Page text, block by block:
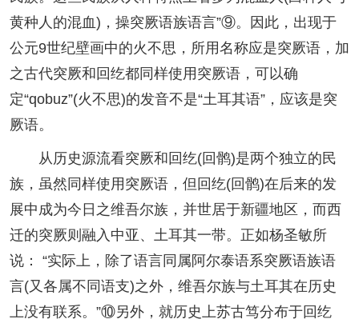
黄种人的混血)，操突厥语族语言”⑨。因此，出现于
公元9世纪壁画中的火不思，所用名称应是突厥语，加
之古代突厥和回纥都同样使用突厥语，可以确
定“qobuz”(火不思)的发音不是“土耳其语”，应该是突
厥语。
从历史源流看突厥和回纥(回鹘)是两个独立的民
族，虽然同样使用突厥语，但回纥(回鹘)在后来的发
展中成为今日之维吾尔族，并世居于新疆地区，而西
迁的突厥则融入中亚、土耳其一带。正如杨圣敏所
说： “实际上，除了语言同属阿尔泰语系突厥语族语
言(又各属不同语支)之外，维吾尔族与土耳其在历史
上没有联系。”⑩另外，就历史上苏古笃分布于回纥